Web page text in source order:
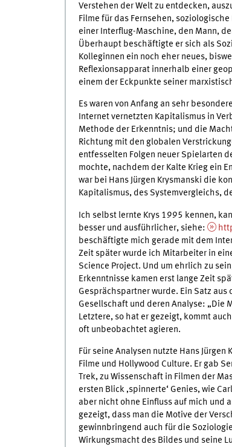
Verstehen der Welt zu entdecken,
Filme für das Fernsehen,
einer Interflug-Maschine, den Mann,
Überhaupt beschäftigte er sich als
Kolleginnen ein noch eher neues,
Reflexionsapparat innerhalb einer
einem der Eckpunkte seiner
Es waren von Anfang an sehr
Internet vernetzten Kapitalismus in
Methode der Erkenntnis; und die
Richtung mit den globalen
entfesselten Folgen neuer Spielarten
mochte, nachdem der Kalte Krieg ein
war bei Hans Jürgen Krysmanski die
Kapitalismus, des Systemvergleichs,
Ich selbst lernte Krys 1995 kennen,
besser und ausführlicher, siehe:
beschäftigte mich gerade mit dem
Zeit später wurde ich Mitarbeiter in
Science Project. Und um ehrlich zu
Erkenntnisse kamen erst lange Zeit
Gesprächspartner wurde. Ein Satz
Gesellschaft und deren Analyse:
Letztere, so hat er gezeigt, kommt
oft unbeobachtet agieren.
Für seine Analysen nutzte Hans
Filme und Hollywood Culture. Er gab
Trek, zu Wissenschaft in Filmen der
ersten Blick ‚spinnerte‘ Genies, wie
aber nicht ohne Einfluss auf mich und
gezeigt, dass man die Motive der
gewinnbringend auch für die
Wirkungsmacht des Bildes und seine